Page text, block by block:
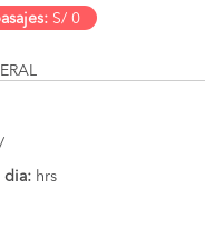
S/ 0
dia: hrs